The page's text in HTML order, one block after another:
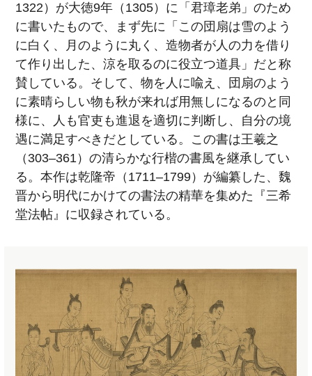
1322）が大徳9年（1305）に「君璋老弟」のため
に書いたもので、まず先に「この団扇は雪のよう
に白く、月のように丸く、造物者が人の力を借り
て作り出した、涼を取るのに役立つ道具」だと称
賛している。そして、物を人に喩え、団扇のよう
に素晴らしい物も秋が来れば用無しになるのと同
様に、人も官吏も進退を適切に判断し、自分の境
遇に満足すべきだとしている。この書は王羲之
（303–361）の清らかな行楷の書風を継承してい
る。本作は乾隆帝（1711–1799）が編纂した、魏
晋から明代にかけての書法の精華を集めた『三希
堂法帖』に収録されている。